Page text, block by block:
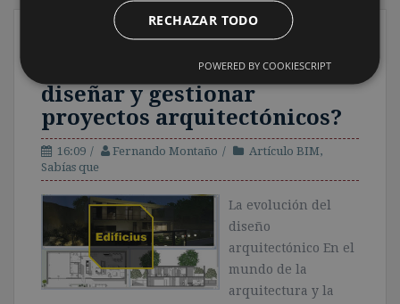
¿Sabías que Edificius puede
revolucionar tu forma de
diseñar y gestionar
proyectos arquitectónicos?
16:09 Fernando Montaño Artículo BIM,
Sabías que
La evolución del
diseño
arquitectónico En el
mundo de la
arquitectura y la
RECHAZAR TODO
POWERED BY COOKIESCRIPT